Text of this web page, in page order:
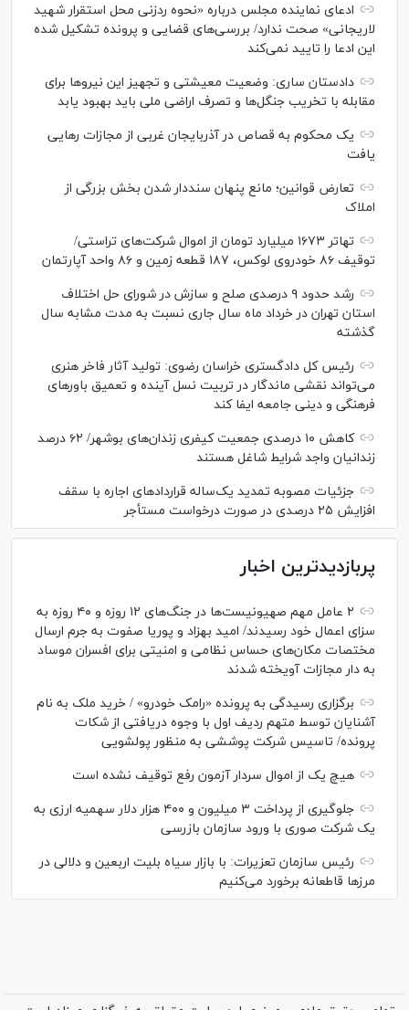
ادعای نماینده مجلس درباره «نحوه ردزنی محل استقرار شهید
لاریجانی» صحت ندارد/ بررسی‌های قضایی و پرونده تشکیل شده
این ادعا را تایید نمی‌کند
دادستان ساری: وضعیت معیشتی و تجهیز این نیرو‌ها برای
مقابله با تخریب جنگل‌ها و تصرف اراضی ملی باید بهبود یابد
یک محکوم به قصاص در آذربایجان‌ غربی از مجازات رهایی
یافت
تعارض قوانین؛ مانع پنهان سنددار شدن بخش بزرگی از
املاک
تهاتر ۱۶۷۳ میلیارد تومان از اموال شرکت‌های تراستی/
توقیف ۸۶ خودروی لوکس، ۱۸۷ قطعه زمین و ۸۶ واحد آپارتمان
رشد حدود ۹ درصدی صلح و سازش در شورای حل اختلاف
استان تهران در خرداد ماه سال جاری نسبت به مدت مشابه سال
گذشته
رئیس کل دادگستری خراسان رضوی: تولید آثار فاخر هنری
می‌تواند نقشی ماندگار در تربیت نسل آینده و تعمیق باور‌های
فرهنگی و دینی جامعه ایفا کند
کاهش ۱۰ درصدی جمعیت کیفری زندان‌های بوشهر/ ۶۲ درصد
زندانیان واجد شرایط شاغل هستند
جزئیات مصوبه تمدید یک‌ساله قرارداد‌های اجاره با سقف
افزایش ۲۵ درصدی در صورت درخواست مستأجر
پربازدیدترین اخبار
۲ عامل مهم صهیونیست‌ها در جنگ‌های ۱۲ روزه و ۴۰ روزه به
سزای اعمال خود رسیدند/ امید بهزاد و پوریا صفوت به جرم ارسال
مختصات مکان‌های حساس نظامی و امنیتی برای افسران موساد
به دار مجازات آویخته شدند
برگزاری رسیدگی به پرونده «رامک خودرو» / خرید ملک به نام
آشنایان توسط متهم ردیف اول با وجوه دریافتی از شکات
پرونده/ تاسیس شرکت پوششی به منظور پولشویی
هیچ یک از اموال سردار آزمون رفع توقیف نشده است
جلوگیری از پرداخت ۳ میلیون و ۴۰۰ هزار دلار سهمیه ارزی به
یک شرکت صوری با ورود سازمان بازرسی
رئیس سازمان تعزیرات: با بازار سیاه بلیت اربعین و دلالی در
مرز‌ها قاطعانه برخورد می‌کنیم